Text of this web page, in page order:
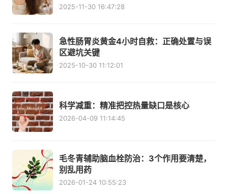
2025-11-30 16:47:28
急性肠胃炎黄金4小时自救：正确处置与误
区避坑关键
2025-10-30 11:12:01
科学减重：精准把控热量缺口是核心
2026-04-09 11:14:45
毛冬青辅助脑血栓防治：3个作用要清楚，
别乱用药
2026-01-24 10:55:23